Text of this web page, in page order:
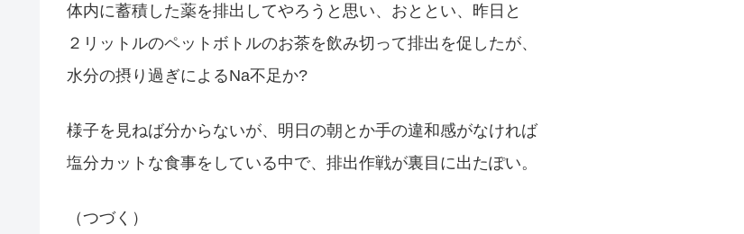
体内に蓄積した薬を排出してやろうと思い、おととい、昨日と
２リットルのペットボトルのお茶を飲み切って排出を促したが、
水分の摂り過ぎによるNa不足か?
様子を見ねば分からないが、明日の朝とか手の違和感がなければ
塩分カットな食事をしている中で、排出作戦が裏目に出たぽい。
（つづく）